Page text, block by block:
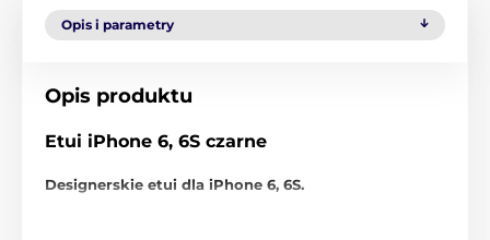
Opis i parametry
Opis produktu
Etui iPhone 6, 6S czarne
Designerskie etui dla iPhone 6, 6S.